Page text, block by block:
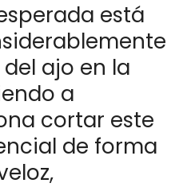
está
ajo en la
a
cortar este
de forma